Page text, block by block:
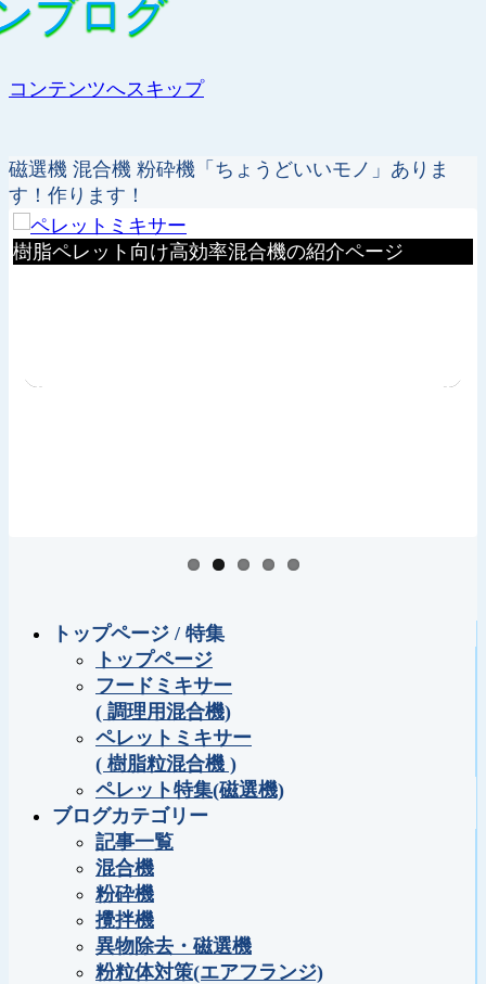
コンテンツへスキップ
磁選機 混合機 粉砕機「ちょうどいいモノ」ありま
す！作ります！
ブログ
樹脂ペレット向け高効率混合機の紹介ページ
トップページ / 特集
トップページ
フードミキサー
( 調理用混合機)
ペレットミキサー
( 樹脂粒混合機 )
ペレット特集(磁選機)
ブログカテゴリー
記事一覧
混合機
粉砕機
攪拌機
異物除去・磁選機
粉粒体対策(エアフランジ)
ブログ